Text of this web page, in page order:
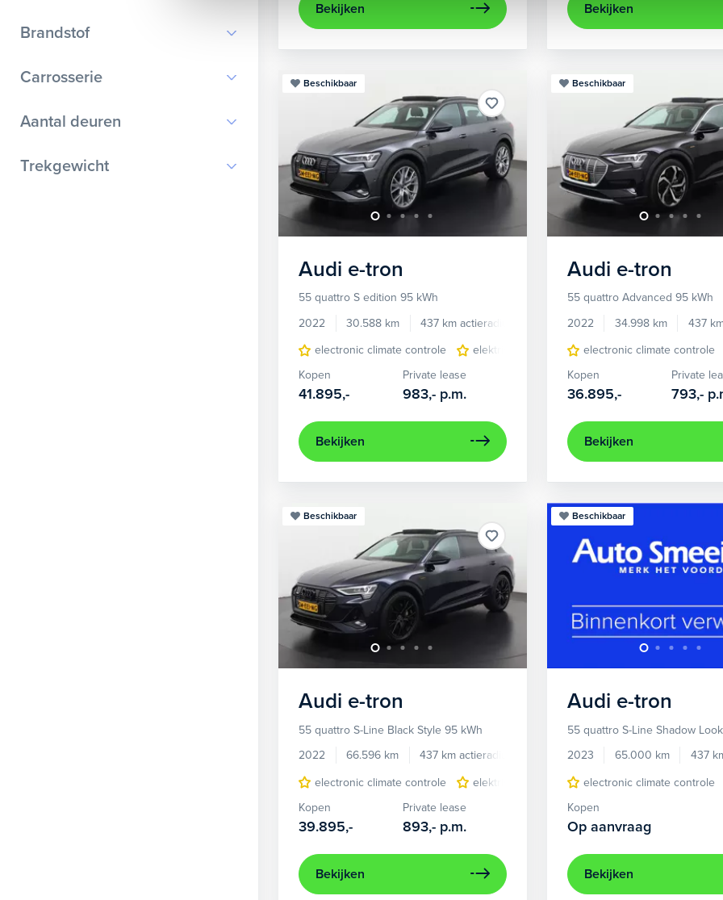
BTW
Brandstof
Benzine
Elektrisch
Hybride benzine
Carrosserie
Bestelauto
Chassis cabine
Aantal deuren
Trekgewicht
Bekijken Bekijken
Beschikbaar
Audi e-tron
55 quattro S edition 95 kWh
2022
30.588 km 437 km actieradius
Elektrisch
electronic climate controle
elektrisch glazen panorama-dak lederen/stof
Kopen
41.895,-
Private lease
983,- p.m.
Bekijken
Beschikbaar
Audi e-tron
55 quattro Advanced 95 kWh
2022
34.998 km 437
electronic climate controle
Kopen
36.895,-
Private
793,-
Bekijken
Beschikbaar
Audi e-tron
55 quattro S-Line Black Style 95 kWh
2022
66.596 km 437 km actieradius
Elektrisch
electronic climate controle
elektrisch glazen panorama-dak lichtmetalen
Kopen
39.895,-
Private lease
893,- p.m.
Bekijken
Beschikbaar
Audi e-tron
55 quattro S-Line Shadow
2023
65.000 km 437
electronic climate controle
Kopen
Op aanvraag
Bekijken